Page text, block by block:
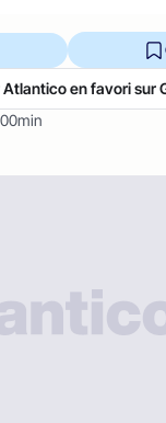
en favori sur